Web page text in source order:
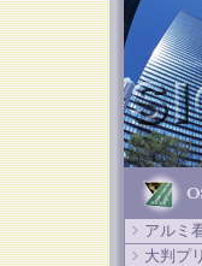
アルミ
大判プ